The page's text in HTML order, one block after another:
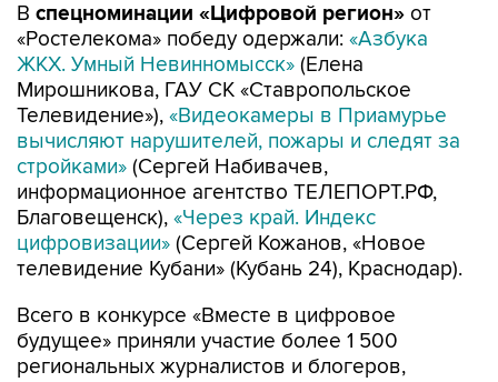
В спецноминации «Цифровой регион» от
«Ростелекома» победу одержали: «Азбука
ЖКХ. Умный Невинномысск» (Елена
Мирошникова, ГАУ СК «Ставропольское
Телевидение»), «Видеокамеры в Приамурье
вычисляют нарушителей, пожары и следят за
стройками» (Сергей Набивачев,
информационное агентство ТЕЛЕПОРТ.РФ,
Благовещенск), «Через край. Индекс
цифровизации» (Сергей Кожанов, «Новое
телевидение Кубани» (Кубань 24), Краснодар).
Всего в конкурсе «Вместе в цифровое
будущее» приняли участие более 1 500
региональных журналистов и блогеров,